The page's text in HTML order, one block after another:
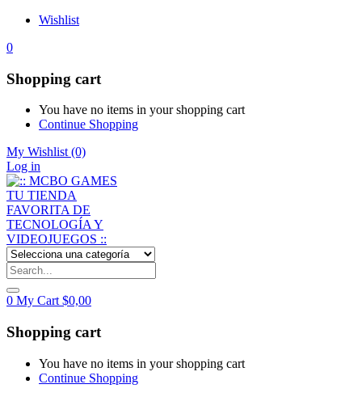
Wishlist
0
Shopping cart
You have no items in your shopping cart
Continue Shopping
My Wishlist (0)
Log in
0 My Cart $0,00
Shopping cart
You have no items in your shopping cart
Continue Shopping